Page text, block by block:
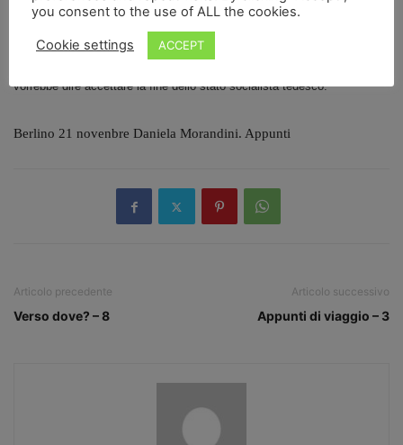
ci sono gia’ stati alcuni fermi.
Oggi il Neues Deuchland –
l’organo della SED- scrive che il governo
federale chiede troppe condizioni per aiutare il partito. Accettarle tutte
vorrebbe dire accettare la fine dello stato socialista tedesco.
Berlino 21 novenbre Daniela Morandini. Appunti
Articolo precedente
Verso dove? – 8
Articolo successivo
Appunti di viaggio – 3
you consent to the use of ALL the cookies.
Cookie settings ACCEPT